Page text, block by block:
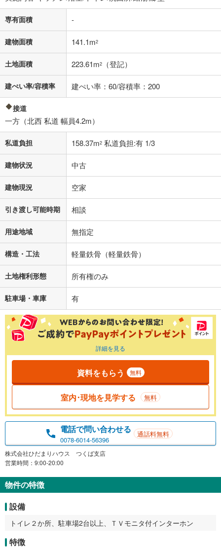
不動産会社に購入相談をする
専有面積 -
建物面積 141.1m2
土地面積 223.61m2 （登記）
建ぺい率/容積率 建ぺい率：60/容積率：200
接道
一方（北西 私道 幅員4.2m）
私道負担 158.37m2 私道負担:有 1/3
建物状況 中古
建物現況 空家
引き渡し可能時期 相談
用途地域 無指定
構造・工法 軽量鉄骨（軽量鉄骨）
土地権利形態 所有権のみ
駐車場・車庫 有
詳細を見る
資料をもらう 無料
室内･現地を見学する 無料
電話で問い合わせる
0078-6014-56396
通話料無料
株式会社ひだまりハウス つくば支店
営業時間：9:00-20:00
物件の特徴
設備
トイレ２か所、駐車場2台以上、ＴＶモニタ付インターホン
特徴